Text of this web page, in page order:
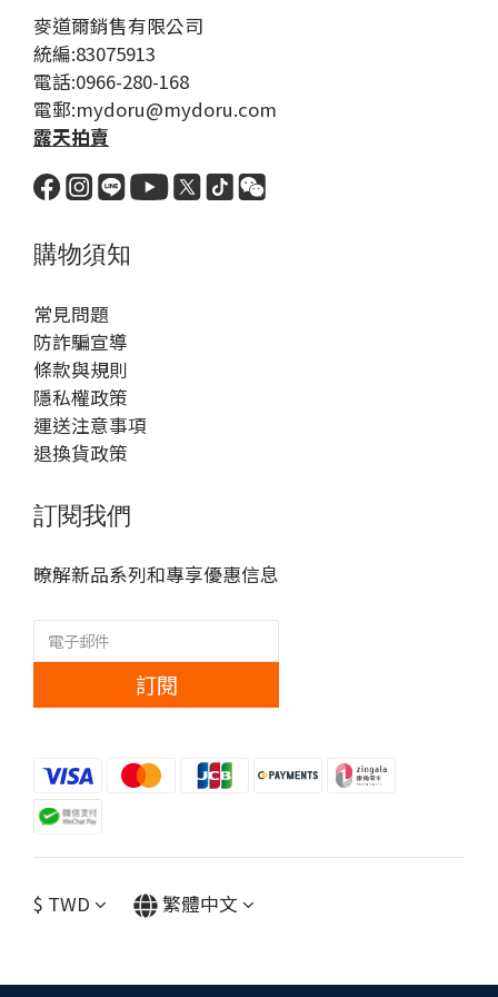
麥道爾銷售有限公司
統編:83075913
電話:0966-280-168
電郵:mydoru@mydoru.com
露天拍賣
購物須知
常見問題
防詐騙宣導
條款與規則
隱私權政策
運送注意事項
退換貨政策
訂閱我們
暸解新品系列和專享優惠信息
訂閱
$ TWD 繁體中文